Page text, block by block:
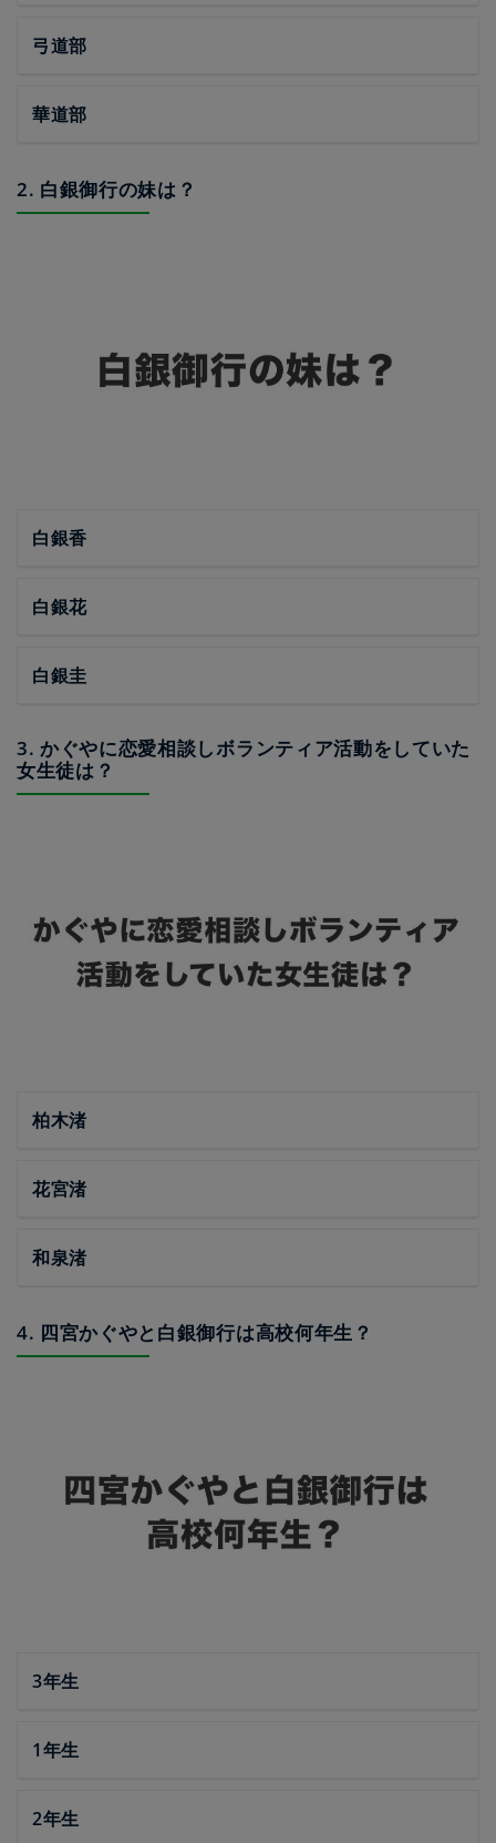
弓道部
華道部
2. 白銀御行の妹は？
白銀香
白銀花
白銀圭
3. かぐやに恋愛相談しボランティア活動をしていた
女生徒は？
柏木渚
花宮渚
和泉渚
4. 四宮かぐやと白銀御行は高校何年生？
3年生
1年生
2年生